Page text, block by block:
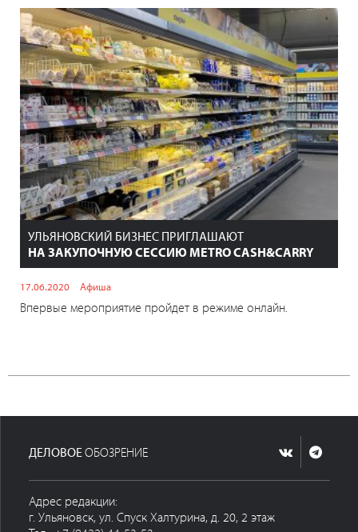
УЛЬЯНОВСКИЙ БИЗНЕС ПРИГЛАШАЮТ
НА ЗАКУПОЧНУЮ СЕССИЮ METRO CASH&CARRY
17.06.2020 Афиша
Впервые мероприятие пройдет в режиме онлайн.
ДЕЛОВОЕОБОЗРЕНИЕ
Адрес редакции:
г. Ульяновск, ул. Спуск Халтурина, д. 20, 2 этаж